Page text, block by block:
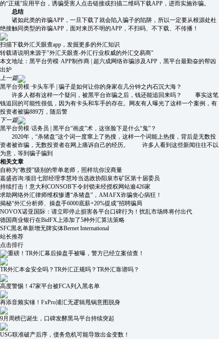
的“正规”应用平台，诱骗受害人点击链接或扫描二维码下载APP，进而实施诈骗。
总结
诸如此类的诈骗APP，一旦下载了就会陷入骗子的陷阱，所以一定要从根源处杜
绝接触同类型的诈骗APP，面对来历不明的APP，不扫码、不下载、不传播！
扫描下载外汇天眼查app，发掘更多的外汇知识
转载请说明来源于"外汇天眼查-外汇行业权威的外汇交易商"
本文地址： 黑平台劳模·APP制作商 | 超六成网络诈骗涉及APP，黑平台最勤奋的帮凶
出炉
上一篇
黑平台劳模·卡头车手 | 骗子是如何让你的身家在几分钟之内石沉大海？
许多人都有这样一个疑问，被黑平台诈骗之后，钱还能追回来吗？ 事实这笔
钱追回的可能性很低，因为有卡头和车手的存在。网友有人曝光了这样一个案例，有
投资者被骗889万，随后警
下一篇
黑平台劳模·话务员 | 黑平台“画皮”术，这张脸下是什么“鬼”？
2020年，“杀猪盘”这个词一度窜上了热搜，这样一个词能上热搜，背后是无数投
资者被诈骗，无数投资者在网上痛诉自己的经历。 许多人看到这些新闻往往不以
为意，等到骗子骗到
相关文章
自称为“教授”级别的带单老师，照样坑你没商量
嘉盛咨询:项目七部经理李慧玲当选政协阳泉市矿区第十届委员
持续打击！意大利CONSOB下令封锁未经授权网站逾426家
求助网络外汇律师维权惨遭“杀猪盘”，AMAFX诈骗丧心病狂！
揭秘“外汇分析师、操盘手6000底薪+20%提成”招聘骗局
NOVOX诺亚国际：请立即停止损害各平台口碑行为！扰乱市场终将付出代
德国商业银行在BidFX上添加了5种外汇算法策略
SFC黑名单新增无牌实体Bernet International
站长推荐
点击排行
重磅！TR外汇幕后操盘手被曝，警方已经立案侦查！
TR外汇本金安全吗？TR外汇正规吗？TR外汇靠谱吗？
高度警惕！47家平台被FCA列入黑名单
再添音频实锤！FxPro浦汇无逻辑甩锅意图脱身
9月周榜已诞生，口碑发酵黑马平台持续突起
USG联准破产后序，债务危机可能导致出金变数！